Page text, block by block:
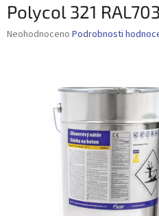
Polycol 321
Průměrné
Neohodnoceno Podrobnosti